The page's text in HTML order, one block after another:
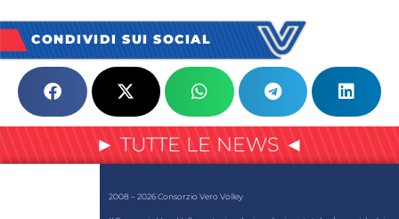
CONDIVIDI SUI SOCIAL
► TUTTE LE NEWS ◄
2008 – 2026 Consorzio Vero Volley